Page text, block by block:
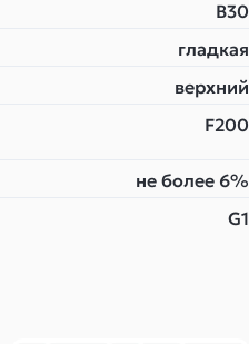
B30
гладкая
верхний
F200
не более 6%
G1